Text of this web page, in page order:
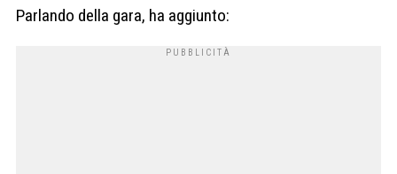
Parlando della gara, ha aggiunto: